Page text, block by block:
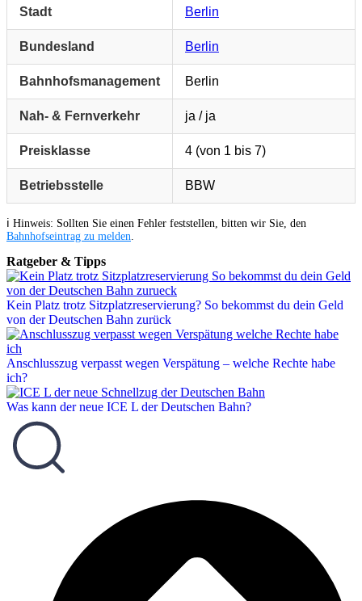
Stadt Berlin
Bundesland Berlin
Bahnhofsmanagement Berlin
Nah- & Fernverkehr ja / ja
Preisklasse 4 (von 1 bis 7)
Betriebsstelle BBW
ℹ️ Hinweis: Sollten Sie einen Fehler feststellen, bitten wir Sie, den
Bahnhofseintrag zu melden
Ratgeber & Tipps
Kein Platz trotz Sitzplatzreservierung? So bekommst du dein Geld
von der Deutschen Bahn zurück
Anschlusszug verpasst wegen Verspätung – welche Rechte habe
ich?
Was kann der neue ICE L der Deutschen Bahn?